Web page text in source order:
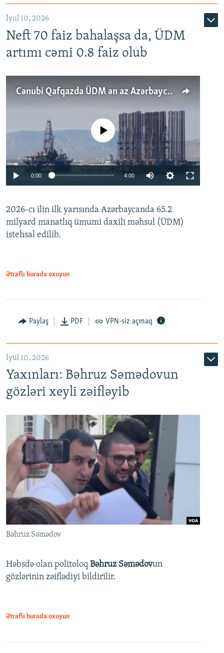
İyul 10, 2026
Neft 70 faiz bahalaşsa da, ÜDM
artımı cəmi 0.8 faiz olub
Cənubi Qafqazda ÜDM ən az Azərbaycanda artır: Qonşuları niyə Bakını qabaqlaya bilir?
Auto 240p 360p 480p
No media source currently available
0:00 4:00
360p
480p
2026-cı ilin ilk yarısında Azərbaycanda 65.2
milyard manatlıq ümumi daxili məhsul (ÜDM)
istehsal edilib.
Ətraflı burada oxuyun
Paylaş PDF VPN-siz açmaq
İyul 10, 2026
Yaxınları: Bəhruz Səmədovun
gözləri xeyli zəifləyib
Bəhruz Səmədov
Həbsdə olan politoloq Bəhruz Səmədovun
gözlərinin zəiflədiyi bildirilir.
Ətraflı burada oxuyun